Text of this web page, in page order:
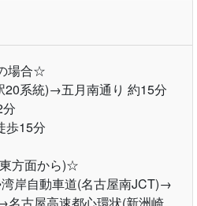
場合☆
系統)→五月南通り 約15分
歩15分
方面から)☆
岸自動車道(名古屋南JCT)→
古屋高速都心環状(新洲崎